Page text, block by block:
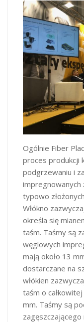
Ogólnie Fiber
proces produkcji
podgrzewaniu i
impregnowanych
typowo
Włókno
określa się
taśm. Taśmy są
węglowych
mają około 13
dostarczane na
włókien
taśm o
mm. Taśmy są